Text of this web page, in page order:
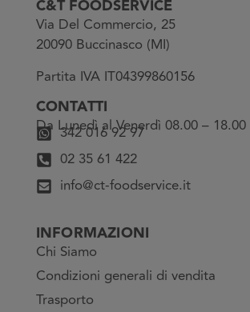
C&T FOODSERVICE
Via Del Commercio, 25
20090 Buccinasco (MI)
Partita IVA IT04399860156
CONTATTI
Da Lunedì al Venerdì 08.00 – 18.00
342 016 92 97
02 35 61 422
info@ct-foodservice.it
INFORMAZIONI
Chi Siamo
Condizioni generali di vendita
Trasporto